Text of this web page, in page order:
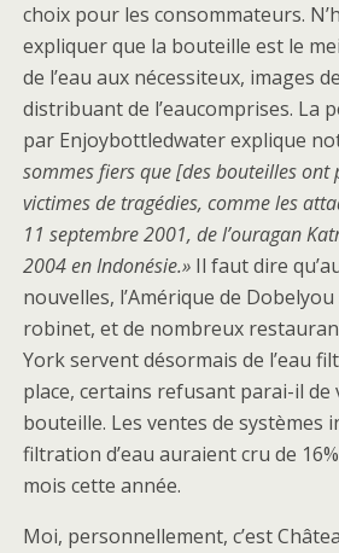
choix pour les consommateurs.
expliquer que la bouteille est le
de l’eau aux nécessiteux, images de
distribuant de l’eaucomprises. La
par Enjoybottledwater explique
sommes fiers que [des bouteilles ont
victimes de tragédies, comme les
11 septembre 2001, de l’ouragan
2004 en Indonésie.» Il faut dire
nouvelles, l’Amérique de
robinet, et de nombreux
York servent désormais de l’eau
place, certains refusant parai-il de
bouteille. Les ventes de systèmes
filtration d’eau auraient cru de
mois cette année.
Moi, personnellement, c’est